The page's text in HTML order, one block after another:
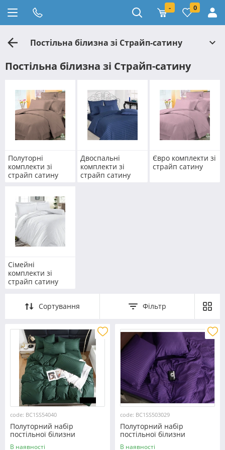
- 0
Постільна білизна зі Страйп-сатину
Постільна білизна зі Страйп-сатину
Полуторні
комплекти зі
страйп сатину
Двоспальні
комплекти зі
страйп сатину
Євро комплекти зі
страйп сатину
Сімейні
комплекти зі
страйп сатину
Сортування Фільтр
code: BC1SS54040
Полуторний набір
постільної білизни
150*220 з Страйп Сатину
В наявності
code: BC1SS503029
Полуторний набір
постільної білизни
150*220 зі Страйп Сатину
В наявності